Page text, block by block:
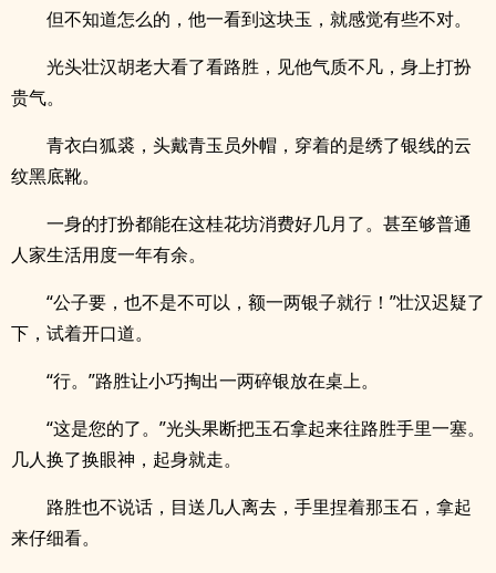
但不知道怎么的，他一看到这块玉，就感觉有些不对。
光头壮汉胡老大看了看路胜，见他气质不凡，身上打扮
贵气。
青衣白狐裘，头戴青玉员外帽，穿着的是绣了银线的云
纹黑底靴。
一身的打扮都能在这桂花坊消费好几月了。甚至够普通
人家生活用度一年有余。
“公子要，也不是不可以，额一两银子就行！”壮汉迟疑了
下，试着开口道。
“行。”路胜让小巧掏出一两碎银放在桌上。
“这是您的了。”光头果断把玉石拿起来往路胜手里一塞。
几人换了换眼神，起身就走。
路胜也不说话，目送几人离去，手里捏着那玉石，拿起
来仔细看。